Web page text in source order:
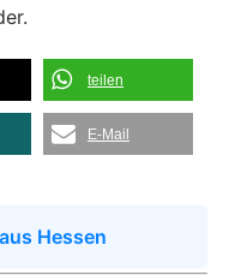
teilen
E-Mail
Hessen